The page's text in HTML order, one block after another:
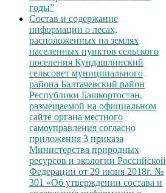
годы”
Состав и содержание
информации о лесах,
расположенных на землях
населенных пунктов сельского
поселения Кундашлинский
сельсовет муниципального
района Балтачевский район
Республики Башкортостан,
размещаемой на официальном
сайте органа местного
самоуправления согласно
приложения 3 приказа
Министерства природных
ресурсов и экологии Российской
Федерации от 29 июня 2018г. №
301 «Об утверждении состава и